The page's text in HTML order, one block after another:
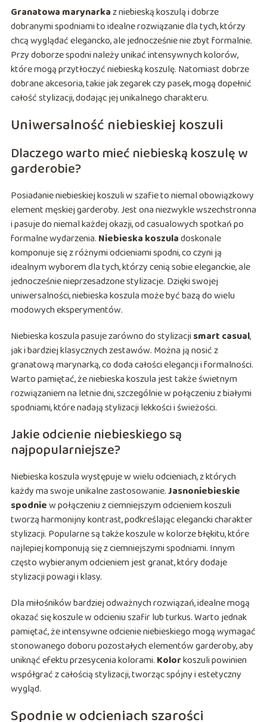
Granatowa marynarkaz niebieską koszulą i dobrze
dobranymi spodniami to idealne rozwiązanie dla tych, którzy
chcą wyglądać elegancko, ale jednocześnie nie zbyt formalnie.
Przy doborze spodni należy unikać intensywnych kolorów,
które mogą przytłoczyć niebieską koszulę. Natomiast dobrze
dobrane akcesoria, takie jak zegarek czy pasek, mogą dopełnić
całość stylizacji, dodając jej unikalnego charakteru.
Uniwersalność niebieskiej koszuli
Dlaczego warto mieć niebieską koszulę w
garderobie?
Posiadanie niebieskiej koszuli w szafie to niemal obowiązkowy
element męskiej garderoby. Jest ona niezwykle wszechstronna
i pasuje do niemal każdej okazji, od casualowych spotkań po
formalne wydarzenia. Niebieska koszuladoskonale
komponuje się z różnymi odcieniami spodni, co czyni ją
idealnym wyborem dla tych, którzy cenią sobie eleganckie, ale
jednocześnie nieprzesadzone stylizacje. Dzięki swojej
uniwersalności, niebieska koszula może być bazą do wielu
modowych eksperymentów.
Niebieska koszula pasuje zarówno do stylizacji smart casual,
jak i bardziej klasycznych zestawów. Można ją nosić z
granatową marynarką, co doda całości elegancji i formalności.
Warto pamiętać, że niebieska koszula jest także świetnym
rozwiązaniem na letnie dni, szczególnie w połączeniu z białymi
spodniami, które nadają stylizacji lekkości i świeżości.
Jakie odcienie niebieskiego są
najpopularniejsze?
Niebieska koszula występuje w wielu odcieniach, z których
każdy ma swoje unikalne zastosowanie.Jasnoniebieskie
spodniew połączeniu z ciemniejszym odcieniem koszuli
tworzą harmonijny kontrast, podkreślając elegancki charakter
stylizacji. Popularne są także koszule w kolorze błękitu, które
najlepiej komponują się z ciemniejszymi spodniami. Innym
często wybieranym odcieniem jest granat, który dodaje
stylizacji powagi i klasy.
Dla miłośników bardziej odważnych rozwiązań, idealne mogą
okazać się koszule w odcieniu szafir lub turkus. Warto jednak
pamiętać, że intensywne odcienie niebieskiego mogą wymagać
stonowanego doboru pozostałych elementów garderoby, aby
uniknąć efektu przesycenia kolorami. Kolorkoszuli powinien
współgrać z całością stylizacji, tworząc spójny i estetyczny
wygląd.
Spodnie w odcieniach szarości